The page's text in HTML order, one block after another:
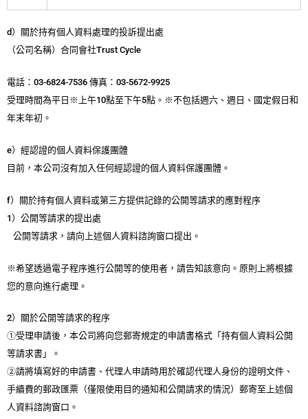
d）關於持有個人資料處理的投訴提出處
（公司名稱）合同會社Trust Cycle
電話：03-6824-7536 傳真：03-5672-9925
受理時間為平日※上午10點至下午5點。※不包括週六、週日、國定假日和
年末年初。
e）經認證的個人資料保護團體
目前，本公司沒有加入任何經認證的個人資料保護團體。
f）關於持有個人資料或第三方提供記錄的公開等請求的應對程序
1）公開等請求的提出處
公開等請求，請向上述個人資料諮詢窗口提出。
※希望透過電子程序進行公開等的使用者，請告知該意向。原則上將根據
您的意向進行處理。
2）關於公開等請求的程序
①受理申請後，本公司將向您郵寄規定的申請書格式「持有個人資料公開
等請求書」。
②請將填寫好的申請書、代理人申請時用於確認代理人身份的證明文件、
手續費的郵政匯票（僅限使用目的通知和公開請求的情況）郵寄至上述個
人資料諮詢窗口。